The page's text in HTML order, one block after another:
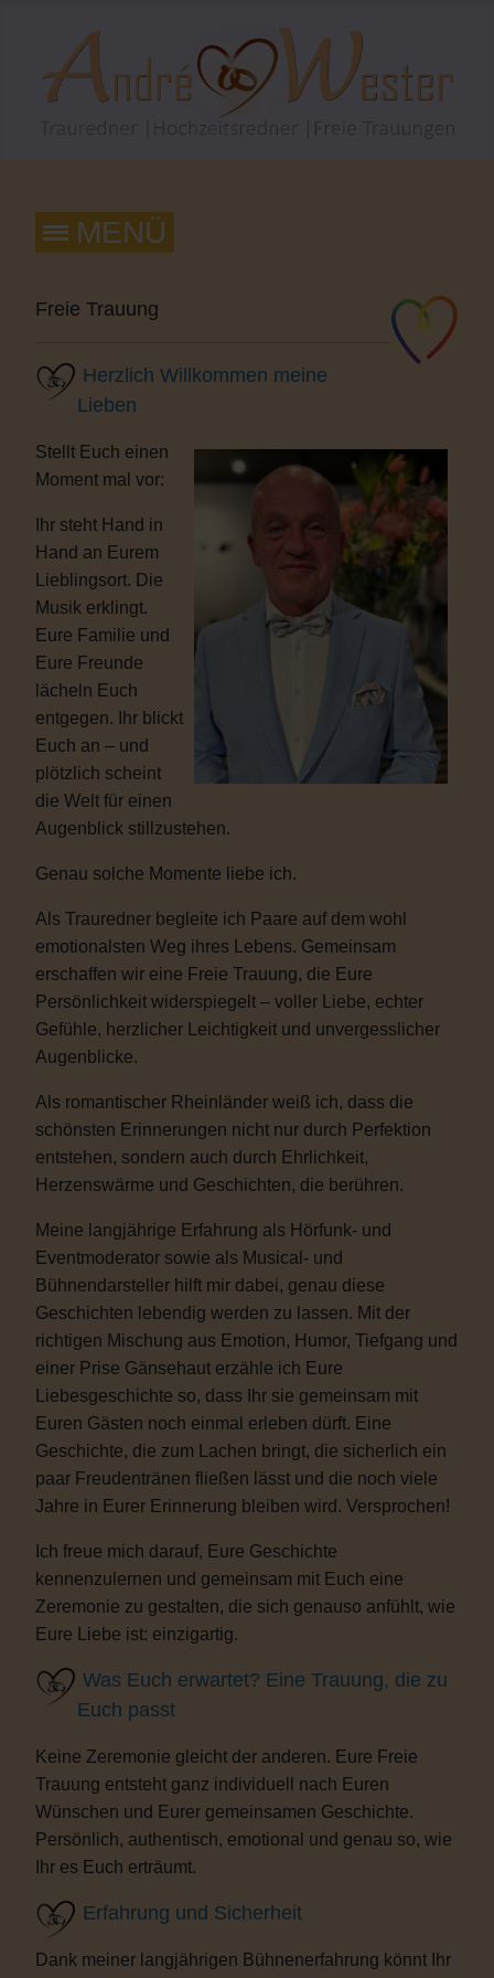
Freie Trauung
Herzlich Willkommen meine
Lieben
Stellt Euch einen
Moment mal vor:
Ihr steht Hand in
Hand an Eurem
Lieblingsort. Die
Musik erklingt.
Eure Familie und
Eure Freunde
lächeln Euch
entgegen. Ihr blickt
Euch an – und
plötzlich scheint
die Welt für einen
Augenblick stillzustehen.
Genau solche Momente liebe ich.
Als Trauredner begleite ich Paare auf dem wohl
emotionalsten Weg ihres Lebens. Gemeinsam
erschaffen wir eine Freie Trauung, die Eure
Persönlichkeit widerspiegelt – voller Liebe, echter
Gefühle, herzlicher Leichtigkeit und unvergesslicher
Augenblicke.
Als romantischer Rheinländer weiß ich, dass die
schönsten Erinnerungen nicht nur durch Perfektion
entstehen, sondern auch durch Ehrlichkeit,
Herzenswärme und Geschichten, die berühren.
Meine langjährige Erfahrung als Hörfunk- und
Eventmoderator sowie als Musical- und
Bühnendarsteller hilft mir dabei, genau diese
Geschichten lebendig werden zu lassen. Mit der
richtigen Mischung aus Emotion, Humor, Tiefgang und
einer Prise Gänsehaut erzähle ich Eure
Liebesgeschichte so, dass Ihr sie gemeinsam mit
Euren Gästen noch einmal erleben dürft. Eine
Geschichte, die zum Lachen bringt, die sicherlich ein
paar Freudentränen fließen lässt und die noch viele
Jahre in Eurer Erinnerung bleiben wird. Versprochen!
Ich freue mich darauf, Eure Geschichte
kennenzulernen und gemeinsam mit Euch eine
Zeremonie zu gestalten, die sich genauso anfühlt, wie
Eure Liebe ist: einzigartig.
Was Euch erwartet? Eine Trauung, die zu
Euch passt
Keine Zeremonie gleicht der anderen. Eure Freie
Trauung entsteht ganz individuell nach Euren
Wünschen und Eurer gemeinsamen Geschichte.
Persönlich, authentisch, emotional und genau so, wie
Ihr es Euch erträumt.
Erfahrung und Sicherheit
Dank meiner langjährigen Bühnenerfahrung könnt Ihr